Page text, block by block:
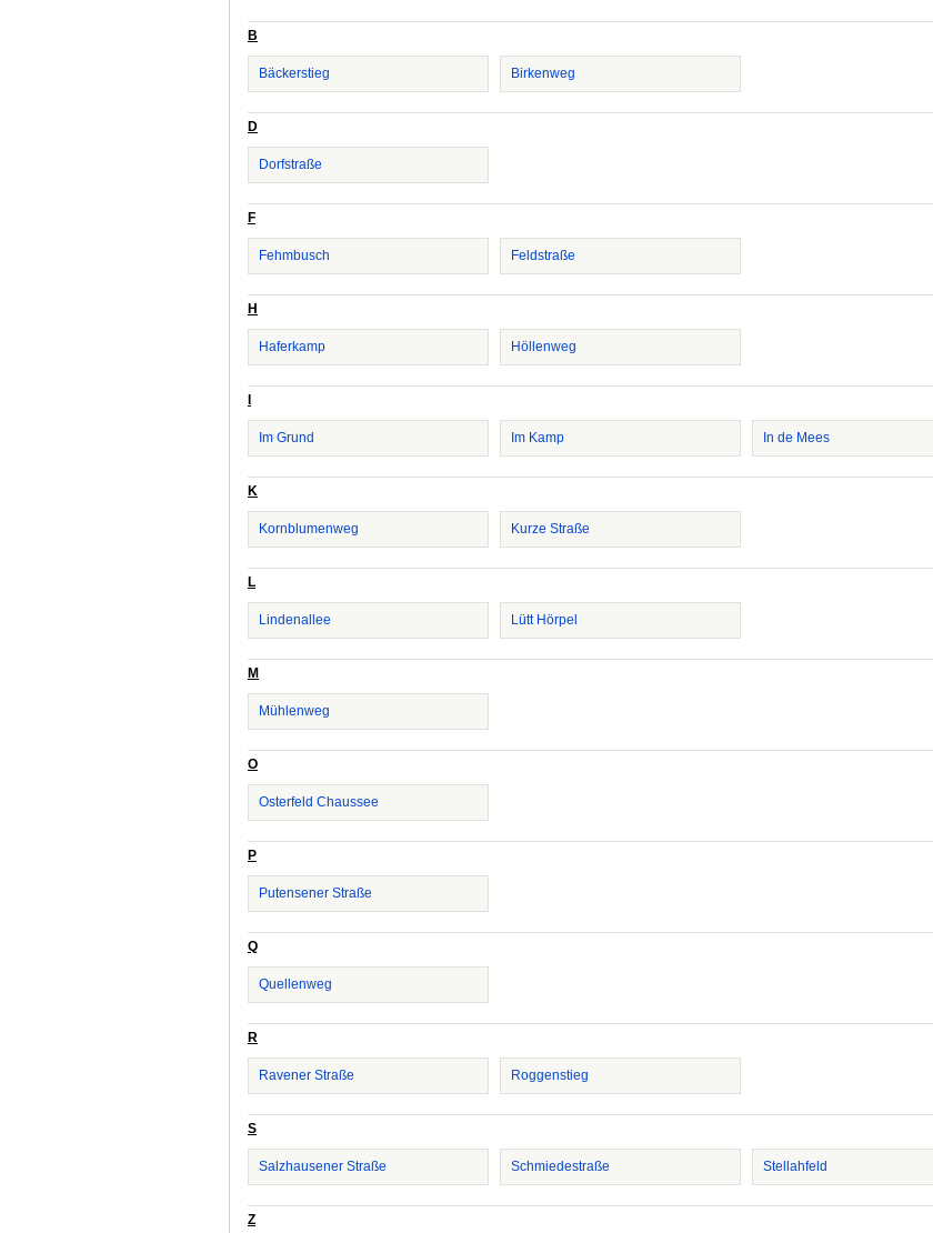
B
Bäckerstieg Birkenweg
D
Dorfstraße
F
Fehmbusch Feldstraße
H
Haferkamp Höllenweg
Im Grund Im Kamp In de Mees
K
Kornblumenweg Kurze Straße
L
Lindenallee Lütt Hörpel
M
Mühlenweg
O
Osterfeld Chaussee
P
Putensener Straße
Q
Quellenweg
R
Ravener Straße Roggenstieg
S
Salzhausener Straße Schmiedestraße Stellahfeld
Z